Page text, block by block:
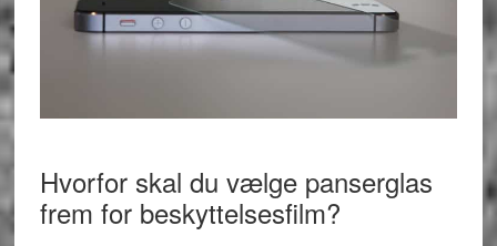
Hvorfor skal du vælge panserglas
frem for beskyttelsesfilm?